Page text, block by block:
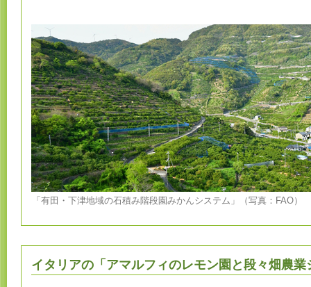
「有田・下津地域の石積み階段園みかんシステム」（写真：FAO）
イタリアの「アマルフィのレモン園と段々畑農業